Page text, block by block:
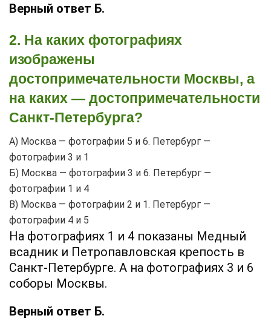
Верный ответ Б.
2. На каких фотографиях
изображены
достопримечательности Москвы, а
на каких — достопримечательности
Санкт-Петербурга?
А) Москва — фотографии 5 и 6. Петербург —
фотографии 3 и 1
Б) Москва — фотографии 3 и 6. Петербург —
фотографии 1 и 4
В) Москва — фотографии 2 и 1. Петербург —
фотографии 4 и 5
На фотографиях 1 и 4 показаны Медный
всадник и Петропавловская крепость в
Санкт-Петербурге. А на фотографиях 3 и 6
соборы Москвы.
Верный ответ Б.